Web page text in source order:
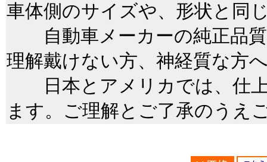
車体側のサイズや、形状と同
自動車メーカーの純正品質
理解戴けない方、神経質な方
日本とアメリカでは、仕上
ます。ご理解とご了承のうえ